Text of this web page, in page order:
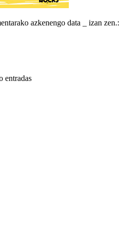
azkenengo data _ izan zen.:
entradas